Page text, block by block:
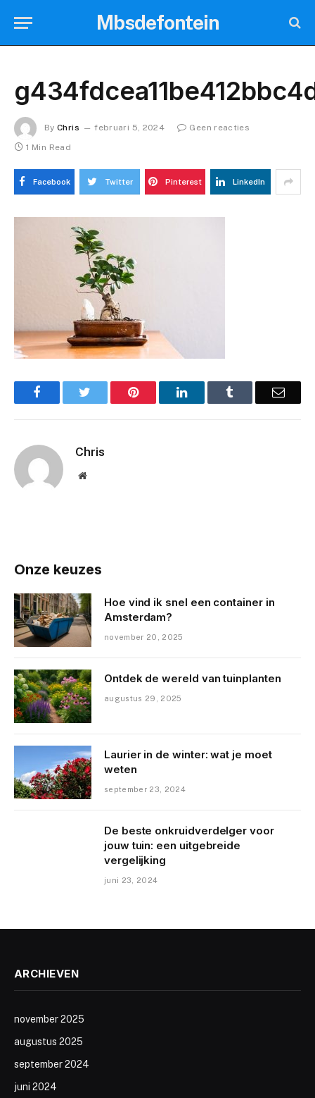
Mbsdefontein
By Chris februari 5, 2024
Geen reacties
1 Min Read
Facebook Twitter Pinterest LinkedIn
Facebook Pinterest LinkedIn Email
Chris
Website
Onze keuzes
Hoe vind ik snel een container in
Amsterdam?
november 20, 2025
Ontdek de wereld van tuinplanten
augustus 29, 2025
Laurier in de winter: wat je moet
weten
september 23, 2024
De beste onkruidverdelger voor
jouw tuin: een uitgebreide
vergelijking
juni 23, 2024
ARCHIEVEN
november 2025
augustus 2025
september 2024
juni 2024